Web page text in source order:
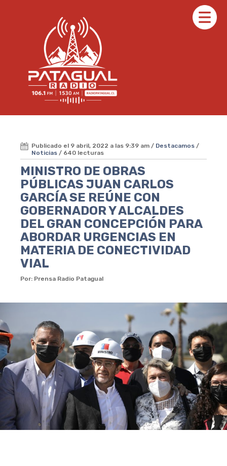
Publicado el 9 abril, 2022 a las 9:39 am / Destacamos /
Noticias / 640 lecturas
MINISTRO DE OBRAS
PÚBLICAS JUAN CARLOS
GARCÍA SE REÚNE CON
GOBERNADOR Y ALCALDES
DEL GRAN CONCEPCIÓN PARA
ABORDAR URGENCIAS EN
MATERIA DE CONECTIVIDAD
VIAL
Por: Prensa Radio Patagual